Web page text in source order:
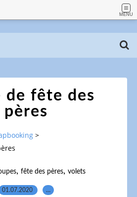
MENU
de fête des
pères
>
, fête des pères, volets
01.07.2020 …